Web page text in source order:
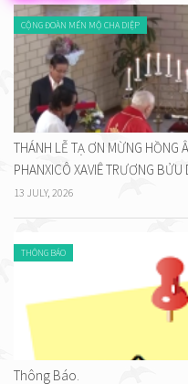
CỘNG ĐOÀN MẾN MỘ CHA DIỆP
THÁNH LỄ TẠ ƠN MỪNG HỒNG
PHANXICÔ XAVIÊ TRƯƠNG BỬU
13 JULY, 2026
THÔNG BÁO
Thông Báo.